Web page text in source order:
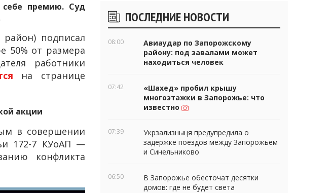
себе премию. Суд
район) подписал
50% от размера
работники
на странице
акции
в совершении
172-7 КУоАП —
конфликта
Боковые
виджеты
ПОСЛЕДНИЕ НОВОСТИ
08:00
Авиаудар по Запорожскому
району: под завалами может
находиться человек
07:42
«Шахед» пробил крышу
многоэтажки в Запорожье: что
известно
07:39
Укрзализныця предупредила о
задержке поездов между Запорожьем
и Синельниково
06:50
В Запорожье обесточат десятки
домов: где не будет света